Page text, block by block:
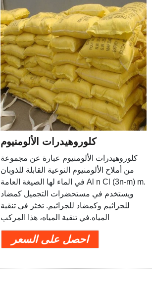
كلوروهيدرات الألومنيوم
كلوروهيدرات الألومنيوم عبارة عن مجموعة
من أملاح الألومنيوم النوعية القابلة للذوبان
في الماء لها الصيغة العامة Al n Cl (3n-m) m.
ويستخدم في مستحضرات التجميل كمضاد
للجراثيم وكمضاد للجراثيم. تخثر في تنقية
المياه.في تنقية المياه، هذا المركب
احصل على السعر